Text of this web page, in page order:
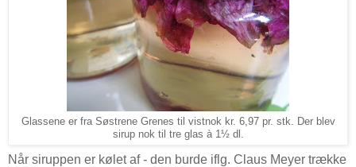
Glassene er fra Søstrene Grenes til vistnok kr. 6,97 pr. stk. Der blev
sirup nok til tre glas à 1½ dl.
Når siruppen er kølet af - den burde iflg. Claus Meyer trække